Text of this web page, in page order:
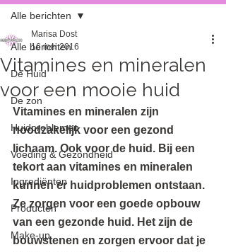
Alle berichten
De Huid
De zon
Huidproblemen
Voeding & Gezondheid
Ingrediënten
Producten
Make-up
Alle berichten
Vitamines en mineralen
voor een mooie huid
Marisa Dost
16 mei 2016
Vitamines en mineralen zijn
noodzakelijk voor een gezond
lichaam. Ook voor de huid. Bij een
tekort aan vitamines en mineralen
kunnen er huidproblemen ontstaan.
Ze zorgen voor een goede opbouw
van een gezonde huid. Het zijn de
bouwstenen en zorgen ervoor dat je